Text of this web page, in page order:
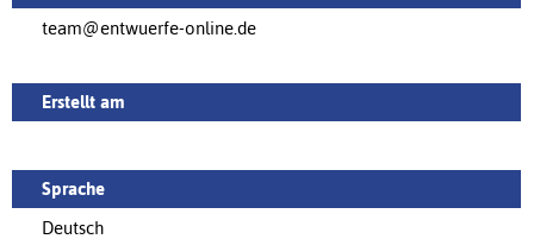
team@entwuerfe-online.de
Erstellt am
Sprache
Deutsch